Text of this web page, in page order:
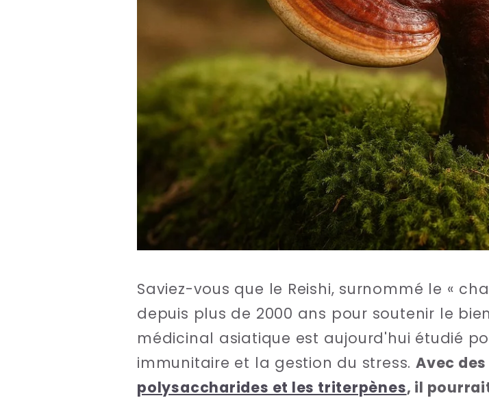
Saviez-vous que le Reishi, surnommé le «
depuis plus de 2000 ans pour soutenir le
médicinal asiatique est aujourd'hui étudié
immunitaire et la gestion du stress. Avec
polysaccharides et les triterpènes, il